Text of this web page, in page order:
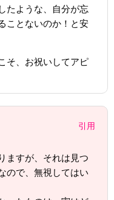
たような、自分が忘
ことないのか！と安
そ、お祝いしてアピ
引用
ますが、それは見つ
ので、無視してはい